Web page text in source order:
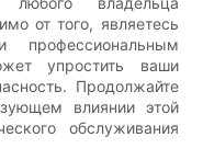
от того, являетесь
упростить ваши
Продолжайте
влиянии этой
обслуживания